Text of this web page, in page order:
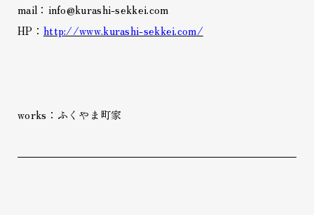
mail：info@kurashi-sekkei.com
HP： http://www.kurashi-sekkei.com/
works：ふくやま町家